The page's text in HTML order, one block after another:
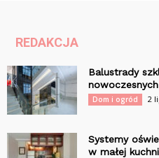
REDAKCJA
Balustrady
Dom i ogród 2
Systemy
w małej kuchni